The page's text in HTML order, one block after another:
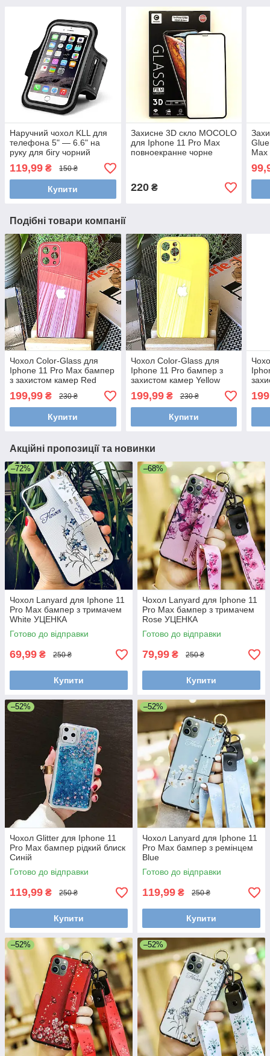
Наручний чохол KLL для
телефона 5" — 6.6" на
руку для бігу чорний
119,99 ₴ 150 ₴
Купити
Захисне 3D скло MOCOLO
для Iphone 11 Pro Max
повноекранне чорне
220₴
Max
Подібні товари компанії
Чохол Color-Glass для
Iphone 11 Pro Max бампер
з захистом камер Red
199,99 ₴ 230 ₴
Купити
Чохол Color-Glass для
Iphone 11 Pro бампер з
захистом камер Yellow
199,99₴ 230 ₴
Купити
Акційні пропозиції та новинки
–72%
Чохол Lanyard для Iphone 11
Pro Max бампер з тримачем
White УЦЕНКА
Готово до відправки
69,99 ₴ 250 ₴
Купити
–68%
Чохол Lanyard для Iphone 11
Pro Max бампер з тримачем
Rose УЦЕНКА
Готово до відправки
79,99 ₴ 250 ₴
Купити
–52%
Чохол Glitter для Iphone 11
Pro Max бампер рідкий блиск
Синій
Готово до відправки
119,99 ₴ 250 ₴
Купити
–52%
Чохол Lanyard для Iphone 11
Pro Max бампер з ремінцем
Blue
Готово до відправки
119,99 ₴ 250 ₴
Купити
–52% –52%